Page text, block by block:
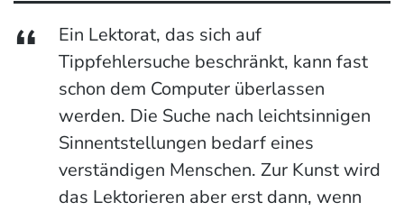
Ein Lektorat, das sich auf
Tippfehlersuche beschränkt, kann fast
schon dem Computer überlassen
werden. Die Suche nach leichtsinnigen
Sinnentstellungen bedarf eines
verständigen Menschen. Zur Kunst wird
das Lektorieren aber erst dann, wenn